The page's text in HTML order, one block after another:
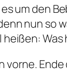
um den
nun so
heißen:
vorne.